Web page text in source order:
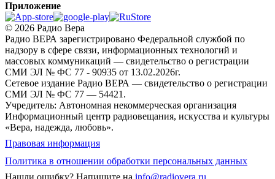
Приложение
© 2026 Радио Вера
Радио ВЕРА зарегистрировано Федеральной службой по
надзору в сфере связи, информационных технологий и
массовых коммуникаций — свидетельство о регистрации
СМИ ЭЛ № ФС 77 - 90935 от 13.02.2026г.
Сетевое издание Радио ВЕРА — свидетельство о регистрации
СМИ ЭЛ № ФС 77 — 54421.
Учредитель: Автономная некоммерческая организация
Информационный центр радиовещания, искусства и культуры
«Вера, надежда, любовь».
Правовая информация
Политика в отношении обработки персональных данных